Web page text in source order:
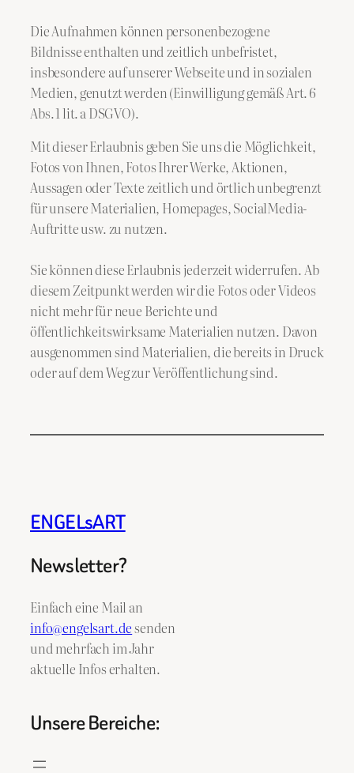
Die Aufnahmen können personenbezogene
Bildnisse enthalten und zeitlich unbefristet,
insbesondere auf unserer Webseite und in sozialen
Medien, genutzt werden (Einwilligung gemäß Art. 6
Abs. 1 lit. a DSGVO).
Mit dieser Erlaubnis geben Sie uns die Möglichkeit,
Fotos von Ihnen, Fotos Ihrer Werke, Aktionen,
Aussagen oder Texte zeitlich und örtlich unbegrenzt
für unsere Materialien, Homepages, SocialMedia-
Auftritte usw. zu nutzen.
Sie können diese Erlaubnis jederzeit widerrufen. Ab
diesem Zeitpunkt werden wir die Fotos oder Videos
nicht mehr für neue Berichte und
öffentlichkeitswirksame Materialien nutzen. Davon
ausgenommen sind Materialien, die bereits in Druck
oder auf dem Weg zur Veröffentlichung sind.
ENGELsART
Newsletter?
Einfach eine Mail an
info@engelsart.desenden
und mehrfach im Jahr
aktuelle Infos erhalten.
Unsere Bereiche: